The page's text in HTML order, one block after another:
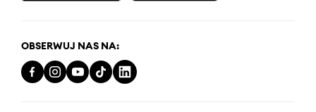
OBSERWUJ NAS NA: